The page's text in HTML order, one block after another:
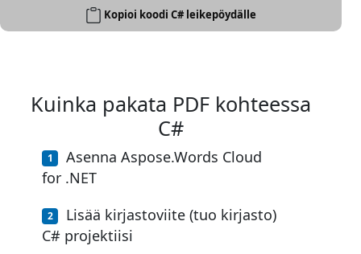
Kopioi koodi C# leikepöydälle
Kuinka pakata PDF kohteessa
C#
Asenna Aspose.Words Cloud
for .NET
Lisää kirjastoviite (tuo kirjasto)
C# projektiisi